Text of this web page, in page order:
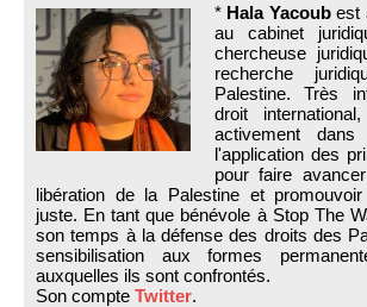
* Hala Yacoubest
au cabinet
chercheuse
recherche
Palestine. Très
droit
activement dans
l'application des
pour faire
libération de la Palestine et
juste. En tant que bénévole à Stop The
son temps à la défense des droits des
sensibilisation aux formes
auxquelles ils sont confrontés.
Son compte Twitter.